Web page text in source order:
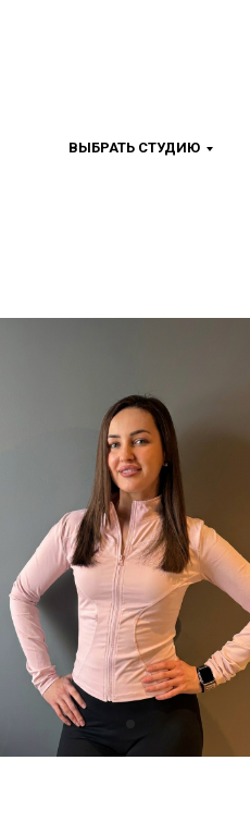
ВЫБРАТЬ СТУДИЮ